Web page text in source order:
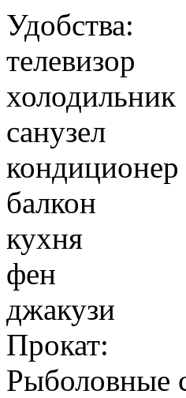
Удобства:
телевизор
холодильник
санузел
кондиционер
балкон
кухня
фен
джакузи
Прокат:
Рыболовные